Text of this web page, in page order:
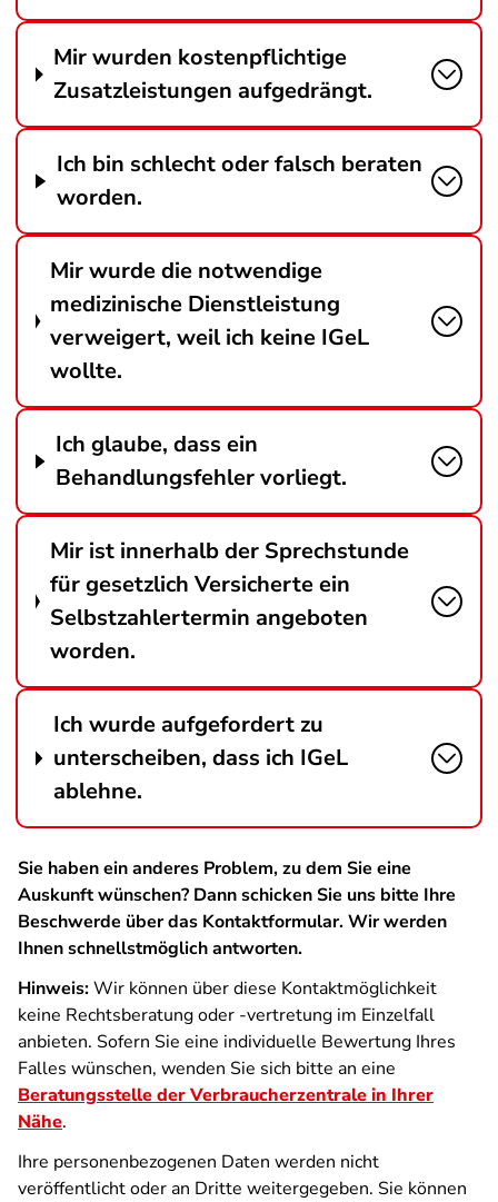
Mir wurden kostenpflichtige
Zusatzleistungen aufgedrängt.
Ich bin schlecht oder falsch beraten
worden.
Mir wurde die notwendige
medizinische Dienstleistung
verweigert, weil ich keine IGeL
wollte.
Ich glaube, dass ein
Behandlungsfehler vorliegt.
Mir ist innerhalb der Sprechstunde
für gesetzlich Versicherte ein
Selbstzahlertermin angeboten
worden.
Ich wurde aufgefordert zu
unterscheiben, dass ich IGeL
ablehne.
Sie haben ein anderes Problem, zu dem Sie eine
Auskunft wünschen? Dann schicken Sie uns bitte Ihre
Beschwerde über das Kontaktformular. Wir werden
Ihnen schnellstmöglich antworten.
Hinweis:Wir können über diese Kontaktmöglichkeit
keine Rechtsberatung oder -vertretung im Einzelfall
anbieten. Sofern Sie eine individuelle Bewertung Ihres
Falles wünschen, wenden Sie sich bitte an eine
Beratungsstelle der Verbraucherzentrale in Ihrer
Nähe.
Ihre personenbezogenen Daten werden nicht
veröffentlicht oder an Dritte weitergegeben. Sie können